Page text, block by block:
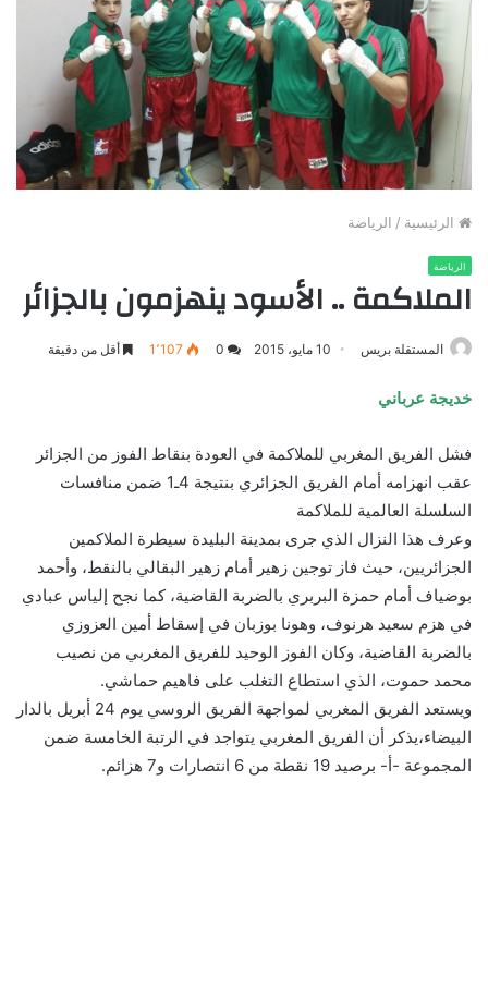
الرئيسية / الرياضة
الرياضة
الملاكمة .. الأسود ينهزمون بالجزائر
المستقلة بريس 10 مايو، 2015 0 1٬107 أقل من دقيقة
خديجة عرباني
فشل الفريق المغربي للملاكمة في العودة بنقاط الفوز من الجزائر
عقب انهزامه أمام الفريق الجزائري بنتيجة 4ـ1 ضمن منافسات
السلسلة العالمية للملاكمة
وعرف هذا النزال الذي جرى بمدينة البليدة سيطرة الملاكمين
الجزائريين، حيث فاز توجين زهير أمام زهير البقالي بالنقط، وأحمد
بوضياف أمام حمزة البربري بالضربة القاضية، كما نجح إلياس عبادي
في هزم سعيد هرنوف، وهونا بوزبان في إسقاط أمين العزوزي
بالضربة القاضية، وكان الفوز الوحيد للفريق المغربي من نصيب
محمد حموت، الذي استطاع التغلب على فاهيم حماشي.
ويستعد الفريق المغربي لمواجهة الفريق الروسي يوم 24 أبريل بالدار
البيضاء،يذكر أن الفريق المغربي يتواجد في الرتبة الخامسة ضمن
المجموعة -أ- برصيد 19 نقطة من 6 انتصارات و7 هزائم.